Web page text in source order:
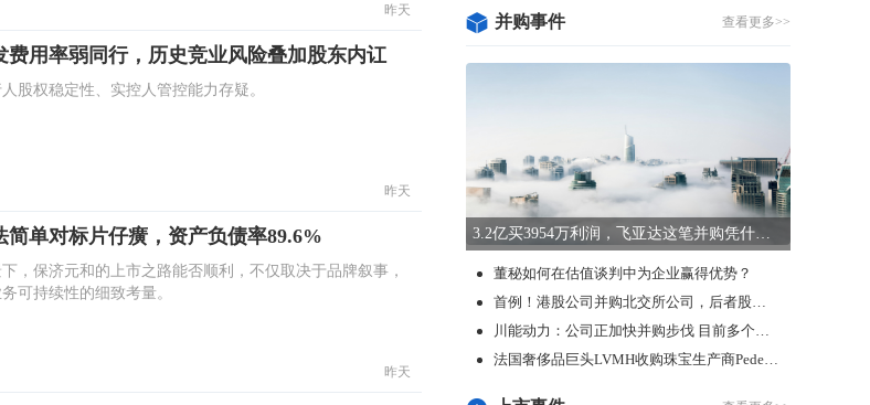
昨天
用率弱同行，历史竞业风险叠加股东内讧
股权稳定性、实控人管控能力存疑。
昨天
单对标片仔癀，资产负债率89.6%
，保济元和的上市之路能否顺利，不仅取决于品牌叙事，
可持续性的细致考量。
昨天
并购事件 查看更多>>
3.2亿买3954万利润，飞亚达这笔并购凭什么让市场兴奋？
董秘如何在估值谈判中为企业赢得优势？
首例！港股公司并购北交所公司，后者股价大涨39%！
川能动力：公司正加快并购步伐 目前多个项目正在推进中
法国奢侈品巨头LVMH收购珠宝生产商Pedemonte